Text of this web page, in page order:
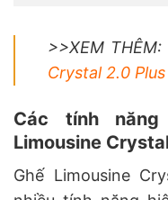
>>XEM THÊM:
Crystal 2.0 Plus
Các tính
Limousine
Ghế Limousine